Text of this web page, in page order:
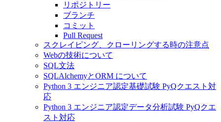
リポジトリー
ブランチ
コミット
Pull Request
スクレイピング、クローリングする時の注意点
Webの技術について
SQL文法
SQLAlchemyとORM について
Python 3 エンジニア認定基礎試験 PyQクエスト対
応
Python 3 エンジニア認定データ分析試験 PyQクエ
スト対応